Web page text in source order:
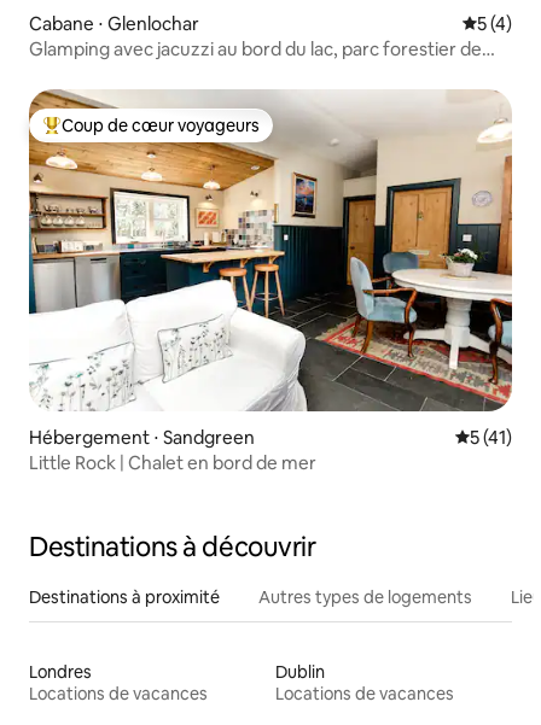
Cabane ⋅ Glenlochar
5 (4)
Glamping avec jacuzzi au bord du lac, parc forestier de
Coups de cœur voyageurs les plus appréciés
Coup de cœur voyageurs
Hébergement ⋅ Sandgreen
5 (41)
Little Rock | Chalet en bord de mer
Destinations à découvrir
Destinations à proximité Autres types de logements
Londres
Locations de vacances
Dublin
Locations de vacances